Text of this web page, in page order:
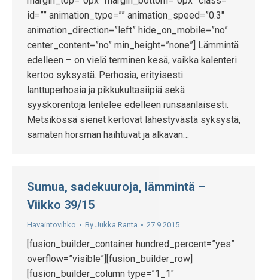
id=”” animation_type=”” animation_speed=”0.3″
animation_direction=”left” hide_on_mobile=”no”
center_content=”no” min_height=”none”] Lämmintä
edelleen – on vielä terminen kesä, vaikka kalenteri
kertoo syksystä. Perhosia, erityisesti
lanttuperhosia ja pikkukultasiipiä sekä
syyskorentoja lentelee edelleen runsaanlaisesti.
Metsikössä sienet kertovat lähestyvästä syksystä,
samaten horsman haihtuvat ja alkavan…
Sumua, sadekuuroja, lämmintä –
Viikko 39/15
Havaintovihko By Jukka Ranta 27.9.2015
[fusion_builder_container hundred_percent=”yes”
overflow=”visible”][fusion_builder_row]
[fusion_builder_column type=”1_1″